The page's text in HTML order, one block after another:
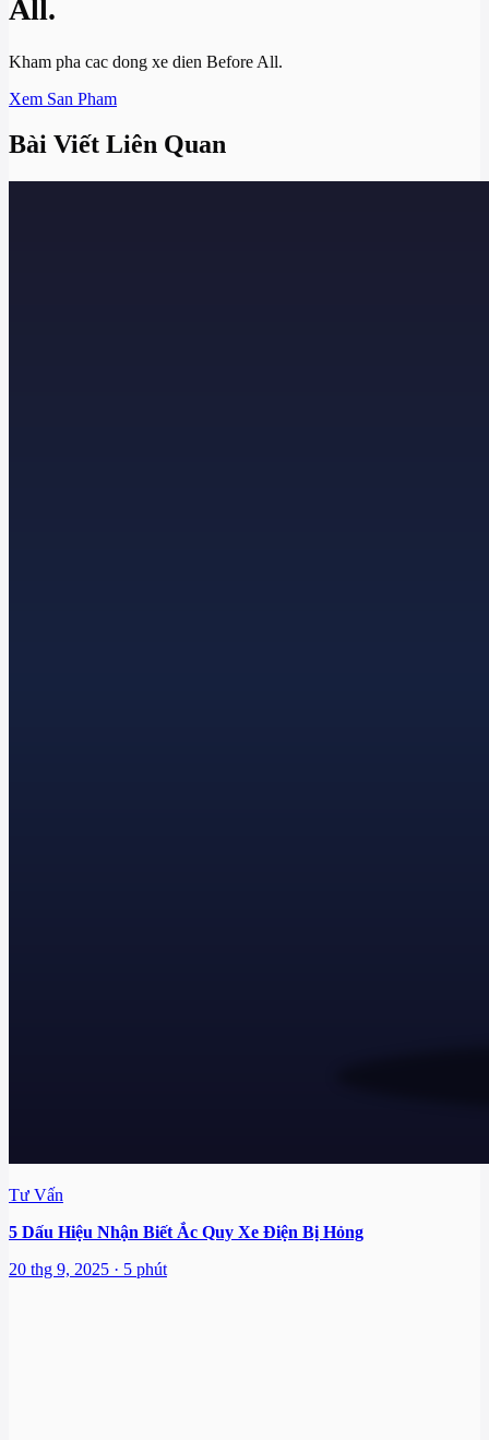
All.
Kham pha cac dong xe dien Before All.
Xem San Pham
Bài Viết Liên Quan
Tư Vấn
5 Dấu Hiệu Nhận Biết Ắc Quy Xe Điện Bị Hỏng
20 thg 9, 2025 · 5 phút